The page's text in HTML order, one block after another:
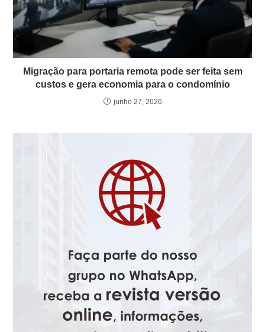
Migração para portaria remota pode ser feita sem
custos e gera economia para o condomínio
junho 27, 2026